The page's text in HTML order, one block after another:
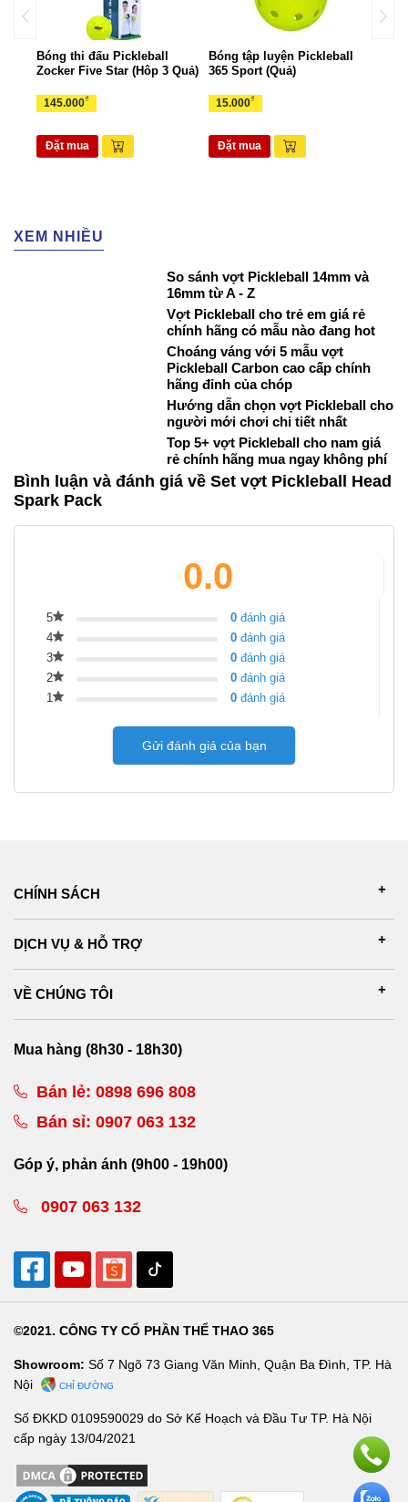
Bóng thi đấu Pickleball
Zocker Five Star (Hôp 3 Quả)
145.000₫
Đặt mua
Bóng tập luyện Pickleball
365 Sport (Quả)
15.000₫
Đặt mua
XEM NHIỀU
So sánh vợt Pickleball 14mm và
16mm từ A - Z
Vợt Pickleball cho trẻ em giá rẻ
chính hãng có mẫu nào đang hot
Choáng váng với 5 mẫu vợt
Pickleball Carbon cao cấp chính
hãng đỉnh của chóp
Hướng dẫn chọn vợt Pickleball cho
người mới chơi chi tiết nhất
Top 5+ vợt Pickleball cho nam giá
rẻ chính hãng mua ngay không phí
Bình luận và đánh giá về Set vợt Pickleball Head
Spark Pack
0.0
5 0 đánh giá
4
0 đánh giá
3
0 đánh giá
2
0 đánh giá
1
0 đánh giá
Gửi đánh giá của bạn
CHÍNH SÁCH
DỊCH VỤ & HỖ TRỢ
VỀ CHÚNG TÔI
Mua hàng (8h30 - 18h30)
Bán lẻ: 0898 696 808
Bán sỉ: 0907 063 132
Góp ý, phản ánh (9h00 - 19h00)
0907 063 132
©2021. CÔNG TY CỔ PHẦN THỂ THAO 365
Showroom: Số 7 Ngõ 73 Giang Văn Minh, Quận Ba Đình, TP. Hà
Nội
CHỈ ĐƯỜNG
Số ĐKKD 0109590029 do Sở Kế Hoạch và Đầu Tư TP. Hà Nội
cấp ngày 13/04/2021